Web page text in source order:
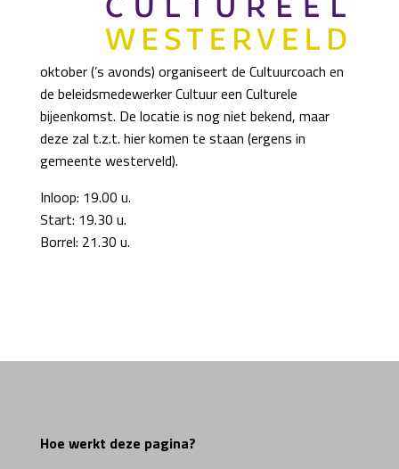
oktober (’s avonds) organiseert de Cultuurcoach en
de beleidsmedewerker Cultuur een Culturele
bijeenkomst. De locatie is nog niet bekend, maar
deze zal t.z.t. hier komen te staan (ergens in
gemeente westerveld).
Inloop: 19.00 u.
Start: 19.30 u.
Borrel: 21.30 u.
Hoe werkt deze pagina?